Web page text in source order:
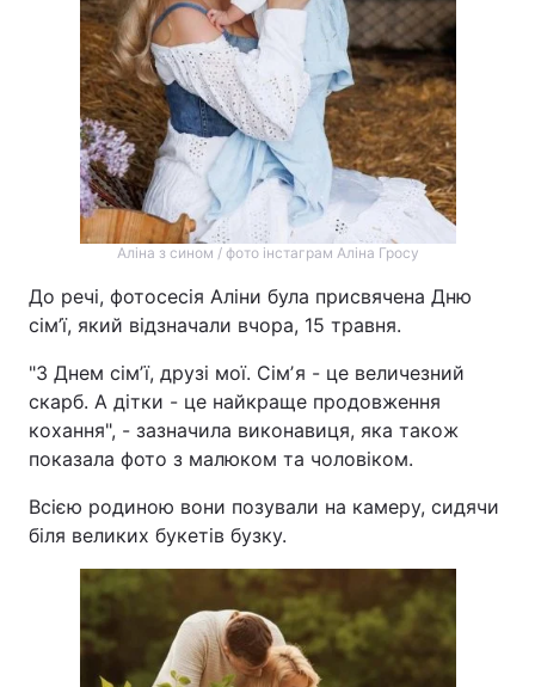
Аліна з сином / фото інстаграм Аліна Гросу
До речі, фотосесія Аліни була присвячена Дню
сім’ї, який відзначали вчора, 15 травня.
"З Днем сімʼї, друзі мої. Сімʼя - це величезний
скарб. А дітки - це найкраще продовження
кохання", - зазначила виконавиця, яка також
показала фото з малюком та чоловіком.
Всією родиною вони позували на камеру, сидячи
біля великих букетів бузку.